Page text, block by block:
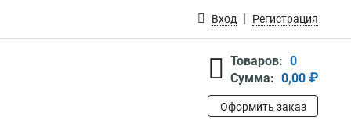
Вход Регистрация
Товаров: 0
Сумма: 0,00 ₽
Оформить заказ